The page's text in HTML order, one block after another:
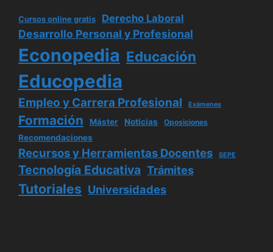
Cursos online gratis Derecho Laboral
Desarrollo Personal y Profesional
Econopedia Educación
Educopedia
Empleo y Carrera Profesional Exámenes
Formación Máster Noticias Oposiciones
Recomendaciones
Recursos y Herramientas Docentes SEPE
Tecnología Educativa Trámites
Tutoriales Universidades